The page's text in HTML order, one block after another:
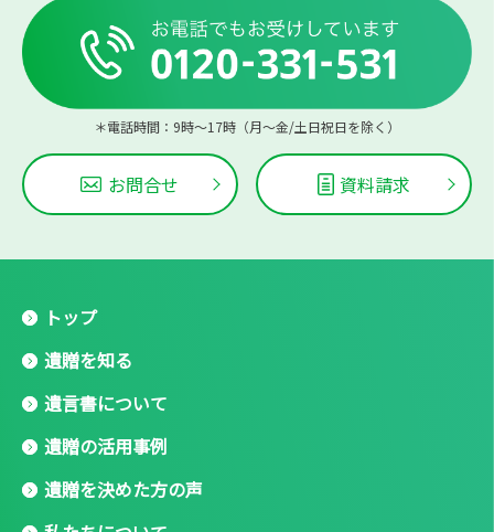
お問合せ 資料請求
＊電話時間：9時〜17時（月〜金/土日祝日を除く）
トップ
遺贈を知る
遺言書について
遺贈の活用事例
遺贈を決めた方の声